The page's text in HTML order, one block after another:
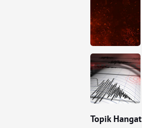
Topik Hangat